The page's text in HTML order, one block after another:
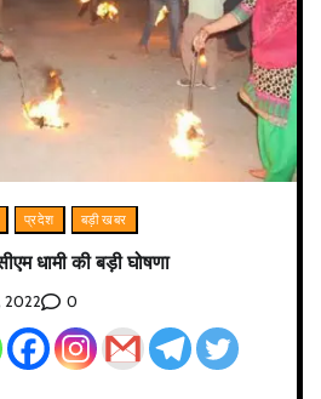
प्रदेश बड़ी खबर
धामी की बड़ी घोषणा
2022 0